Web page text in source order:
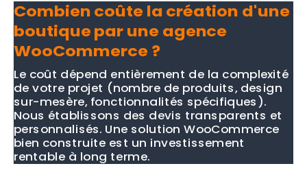
Combien coûte la création d'une
boutique par une agence
WooCommerce ?
Le coût dépend entièrement de la complexité
de votre projet (nombre de produits, design
sur-mesère, fonctionnalités spécifiques).
Nous établissons des devis transparents et
personnalisés. Une solution WooCommerce
bien construite est un investissement
rentable à long terme.